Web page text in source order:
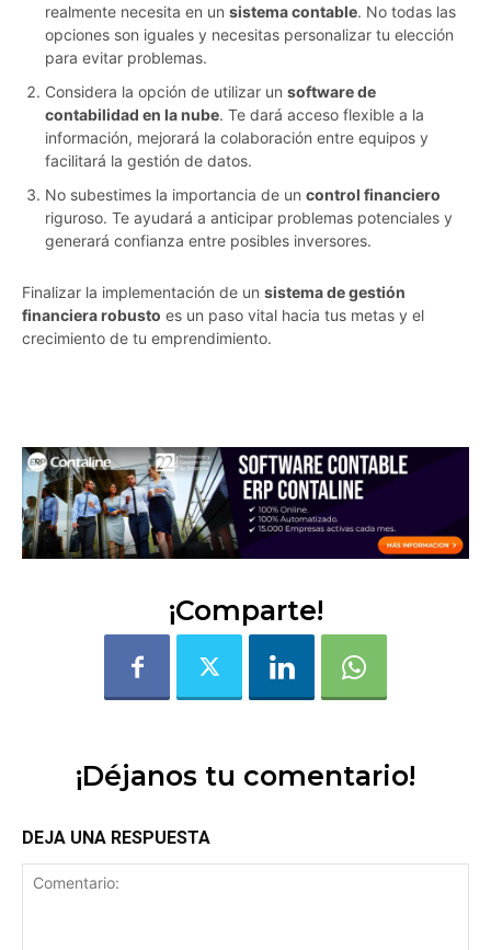
realmente necesita en un sistema contable. No todas las
opciones son iguales y necesitas personalizar tu elección
para evitar problemas.
Considera la opción de utilizar un software de
contabilidad en la nube. Te dará acceso flexible a la
información, mejorará la colaboración entre equipos y
facilitará la gestión de datos.
No subestimes la importancia de un control financiero
riguroso. Te ayudará a anticipar problemas potenciales y
generará confianza entre posibles inversores.
Finalizar la implementación de un sistema de gestión
financiera robusto es un paso vital hacia tus metas y el
crecimiento de tu emprendimiento.
¡Comparte!
¡Déjanos tu comentario!
DEJA UNA RESPUESTA